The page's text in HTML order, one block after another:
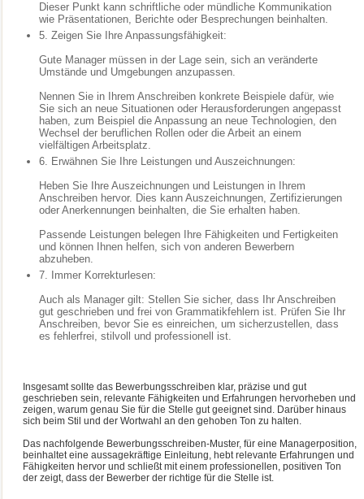
Dieser Punkt kann schriftliche oder mündliche Kommunikation
wie Präsentationen, Berichte oder Besprechungen beinhalten.
5. Zeigen Sie Ihre Anpassungsfähigkeit:
Gute Manager müssen in der Lage sein, sich an veränderte
Umstände und Umgebungen anzupassen.
Nennen Sie in Ihrem Anschreiben konkrete Beispiele dafür, wie
Sie sich an neue Situationen oder Herausforderungen angepasst
haben, zum Beispiel die Anpassung an neue Technologien, den
Wechsel der beruflichen Rollen oder die Arbeit an einem
vielfältigen Arbeitsplatz.
6. Erwähnen Sie Ihre Leistungen und Auszeichnungen:
Heben Sie Ihre Auszeichnungen und Leistungen in Ihrem
Anschreiben hervor. Dies kann Auszeichnungen, Zertifizierungen
oder Anerkennungen beinhalten, die Sie erhalten haben.
Passende Leistungen belegen Ihre Fähigkeiten und Fertigkeiten
und können Ihnen helfen, sich von anderen Bewerbern
abzuheben.
7. Immer Korrekturlesen:
Auch als Manager gilt: Stellen Sie sicher, dass Ihr Anschreiben
gut geschrieben und frei von Grammatikfehlern ist. Prüfen Sie Ihr
Anschreiben, bevor Sie es einreichen, um sicherzustellen, dass
es fehlerfrei, stilvoll und professionell ist.
Insgesamt sollte das Bewerbungsschreiben klar, präzise und gut
geschrieben sein, relevante Fähigkeiten und Erfahrungen hervorheben und
zeigen, warum genau Sie für die Stelle gut geeignet sind. Darüber hinaus
sich beim Stil und der Wortwahl an den gehoben Ton zu halten.
Das nachfolgende Bewerbungsschreiben-Muster, für eine Managerposition,
beinhaltet eine aussagekräftige Einleitung, hebt relevante Erfahrungen und
Fähigkeiten hervor und schließt mit einem professionellen, positiven Ton
der zeigt, dass der Bewerber der richtige für die Stelle ist.